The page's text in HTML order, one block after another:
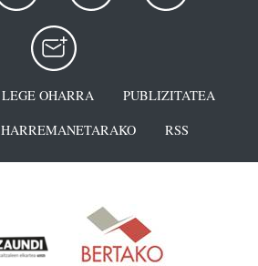
LEGE OHARRA
PUBLIZITATEA
HARREMANETARAKO RSS